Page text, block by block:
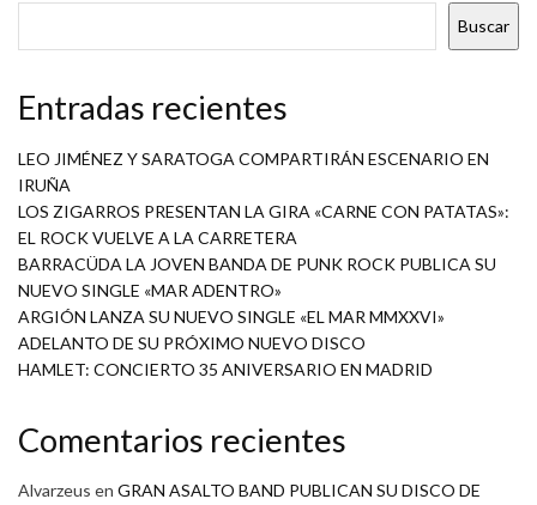
Buscar
Entradas recientes
LEO JIMÉNEZ Y SARATOGA COMPARTIRÁN ESCENARIO EN
IRUÑA
LOS ZIGARROS PRESENTAN LA GIRA «CARNE CON PATATAS»:
EL ROCK VUELVE A LA CARRETERA
BARRACÜDA LA JOVEN BANDA DE PUNK ROCK PUBLICA SU
NUEVO SINGLE «MAR ADENTRO»
ARGIÓN LANZA SU NUEVO SINGLE «EL MAR MMXXVI»
ADELANTO DE SU PRÓXIMO NUEVO DISCO
HAMLET: CONCIERTO 35 ANIVERSARIO EN MADRID
Comentarios recientes
Alvarzeus en GRAN ASALTO BAND PUBLICAN SU DISCO DE